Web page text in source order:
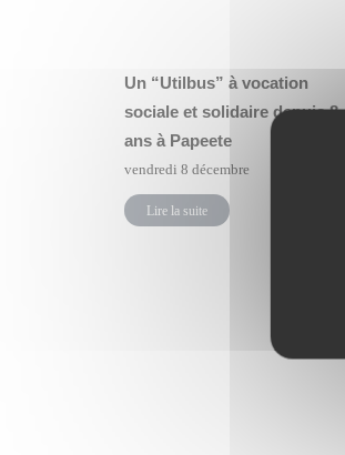
Un “Utilbus” à vocation
sociale et solidaire depuis 8
ans à Papeete
vendredi 8 décembre
Lire la suite